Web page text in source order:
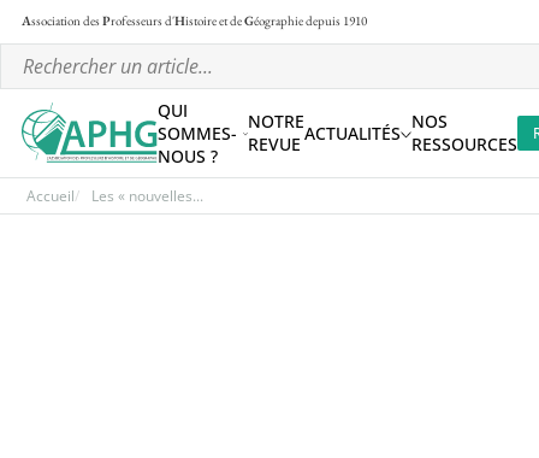
Association desProfesseurs d'Histoire et deGéographiedepuis 1910
QUI
SOMMES-
NOUS ?
NOTRE
REVUE ACTUALITÉS NOS
RESSOURCES
Accueil Les « nouvelles...